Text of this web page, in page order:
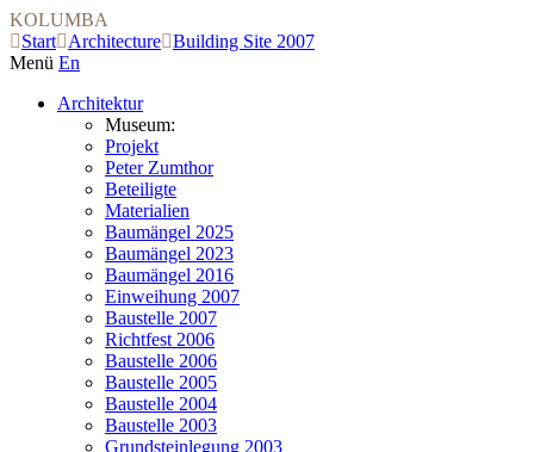
KOLUMBA
Start
Architecture Building Site 2007
Menü En
Architektur
Museum:
Projekt
Peter Zumthor
Beteiligte
Materialien
Baumängel 2025
Baumängel 2023
Baumängel 2016
Einweihung 2007
Baustelle 2007
Richtfest 2006
Baustelle 2006
Baustelle 2005
Baustelle 2004
Baustelle 2003
Grundsteinlegung 2003